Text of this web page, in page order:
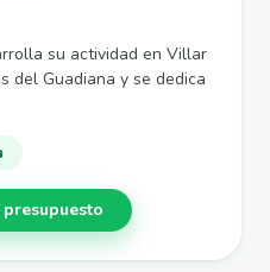
su actividad en Villar
del Guadiana y se dedica